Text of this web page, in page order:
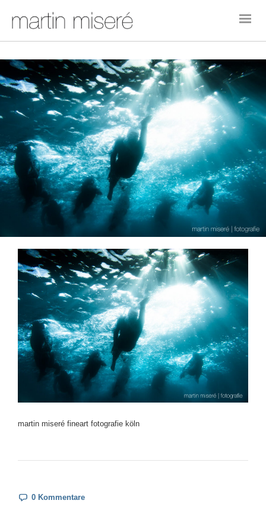
martin miseré fineart fotografie köln
0 Kommentare